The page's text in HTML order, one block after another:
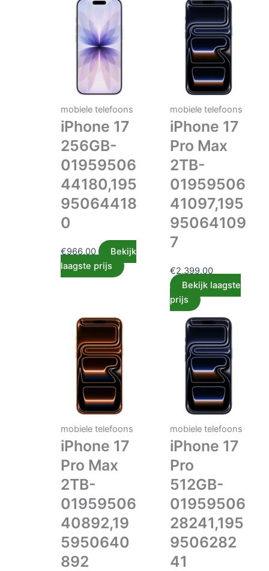
mobiele telefoons
iPhone 17
256GB-
01959506
44180,195
95064418
0
€966.00
Bekijk
laagste prijs
mobiele telefoons
iPhone 17
Pro Max
2TB-
01959506
41097,195
95064109
7
€2,399.00
Bekijk laagste
prijs
mobiele telefoons
iPhone 17
Pro Max
2TB-
01959506
40892,19
5950640
892
mobiele telefoons
iPhone 17
Pro
512GB-
01959506
28241,195
9506282
41